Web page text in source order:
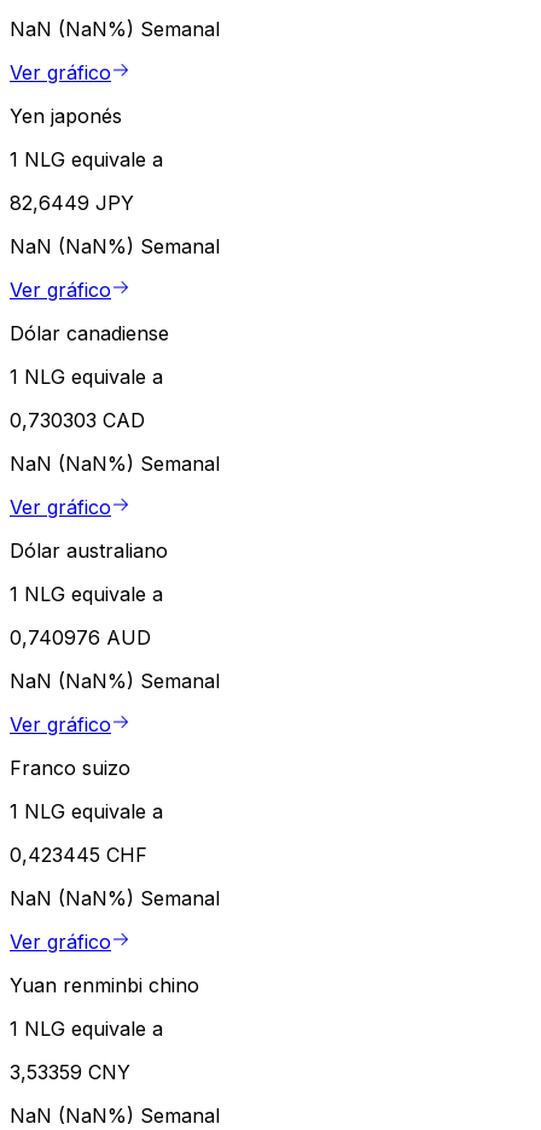
NaN (NaN%) Semanal
Ver gráfico
Yen japonés
1 NLG equivale a
82,6449 JPY
NaN (NaN%) Semanal
Ver gráfico
Dólar canadiense
1 NLG equivale a
0,730303 CAD
NaN (NaN%) Semanal
Ver gráfico
Dólar australiano
1 NLG equivale a
0,740976 AUD
NaN (NaN%) Semanal
Ver gráfico
Franco suizo
1 NLG equivale a
0,423445 CHF
NaN (NaN%) Semanal
Ver gráfico
Yuan renminbi chino
1 NLG equivale a
3,53359 CNY
NaN (NaN%) Semanal